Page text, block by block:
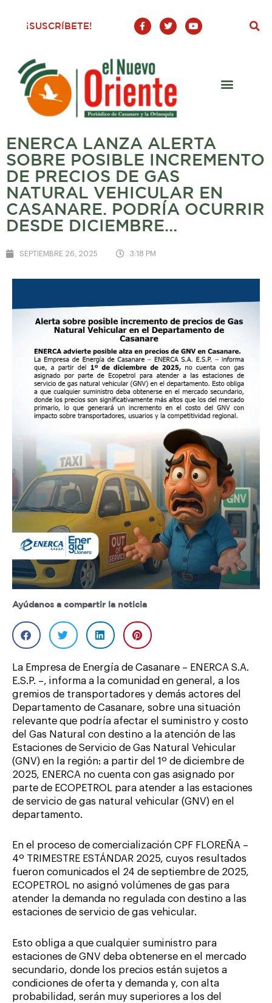
¡SUSCRÍBETE!
F
a
c
o
o
-
T
w
i
Y
o
u
ENERCA LANZA ALERTA
SOBRE POSIBLE INCREMENTO
DE PRECIOS DE GAS
NATURAL VEHICULAR EN
CASANARE. PODRÍA OCURRIR
DESDE DICIEMBRE…
SEPTIEMBRE 26, 2025 3:18 PM
Ayúdanos a compartir la noticia
La Empresa de Energía de Casanare – ENERCA S.A.
E.S.P. –, informa a la comunidad en general, a los
gremios de transportadores y demás actores del
Departamento de Casanare, sobre una situación
relevante que podría afectar el suministro y costo
del Gas Natural con destino a la atención de las
Estaciones de Servicio de Gas Natural Vehicular
(GNV) en la región: a partir del 1º de diciembre de
2025, ENERCA no cuenta con gas asignado por
parte de ECOPETROL para atender a las estaciones
de servicio de gas natural vehicular (GNV) en el
departamento.
En el proceso de comercialización CPF FLOREÑA –
4º TRIMESTRE ESTÁNDAR 2025, cuyos resultados
fueron comunicados el 24 de septiembre de 2025,
ECOPETROL no asignó volúmenes de gas para
atender la demanda no regulada con destino a las
estaciones de servicio de gas vehicular.
Esto obliga a que cualquier suministro para
estaciones de GNV deba obtenerse en el mercado
secundario, donde los precios están sujetos a
condiciones de oferta y demanda y, con alta
probabilidad, serán muy superiores a los del